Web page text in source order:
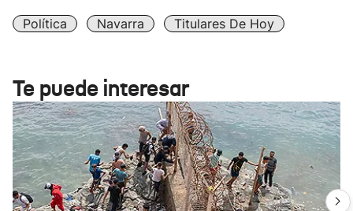
Política Navarra Titulares De Hoy
Te puede interesar